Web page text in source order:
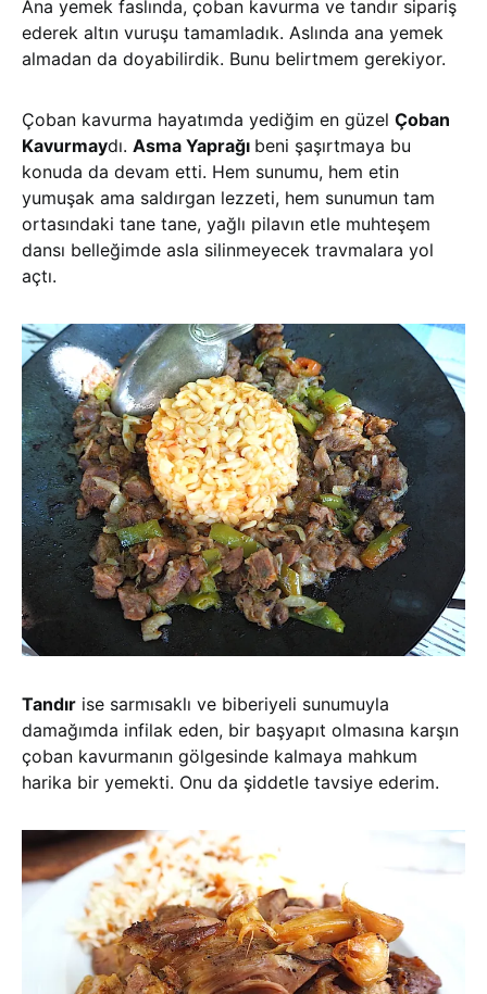
Ana yemek faslında, çoban kavurma ve tandır sipariş
ederek altın vuruşu tamamladık. Aslında ana yemek
almadan da doyabilirdik. Bunu belirtmem gerekiyor.
Çoban kavurma hayatımda yediğim en güzel Çoban
Kavurmaydı. Asma Yaprağı beni şaşırtmaya bu
konuda da devam etti. Hem sunumu, hem etin
yumuşak ama saldırgan lezzeti, hem sunumun tam
ortasındaki tane tane, yağlı pilavın etle muhteşem
dansı belleğimde asla silinmeyecek travmalara yol
açtı.
Tandır ise sarmısaklı ve biberiyeli sunumuyla
damağımda infilak eden, bir başyapıt olmasına karşın
çoban kavurmanın gölgesinde kalmaya mahkum
harika bir yemekti. Onu da şiddetle tavsiye ederim.